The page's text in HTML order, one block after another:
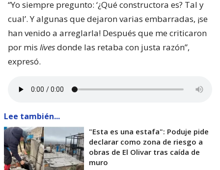
“Yo siempre pregunto: ‘¿Qué constructora es? Tal y
cual’. Y algunas que dejaron varias embarradas, ¡se
han venido a arreglarla! Después que me criticaron
por mis livesdonde las retaba con justa razón”,
expresó.
Lee también...
"Esta es una estafa": Poduje pide
declarar como zona de riesgo a
obras de El Olivar tras caída de
muro